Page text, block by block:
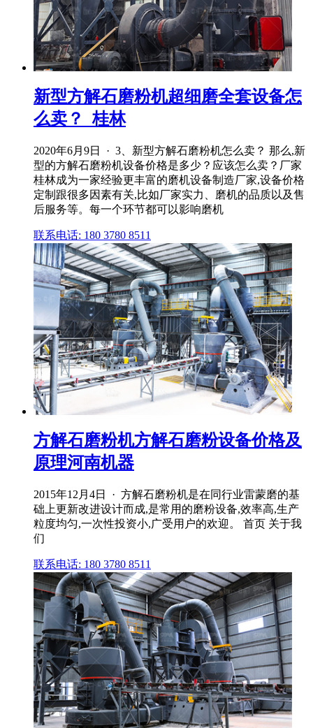
新型方解石磨粉机超细磨全套设备怎
么卖？_桂林
2020年6月9日 · 3、新型方解石磨粉机怎么卖？ 那么,新
型的方解石磨粉机设备价格是多少？应该怎么卖？厂家
桂林成为一家经验更丰富的磨机设备制造厂家,设备价格
定制跟很多因素有关,比如厂家实力、磨机的品质以及售
后服务等。每一个环节都可以影响磨机
联系电话: 180 3780 8511
方解石磨粉机方解石磨粉设备价格及
原理河南机器
2015年12月4日 · 方解石磨粉机是在同行业雷蒙磨的基
础上更新改进设计而成,是常用的磨粉设备,效率高,生产
粒度均匀,一次性投资小,广受用户的欢迎。 首页 关于我
们
联系电话: 180 3780 8511